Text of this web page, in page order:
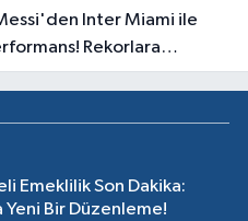
Rekorlara
Emeklilik Son Dakika:
Yeni Bir Düzenleme!